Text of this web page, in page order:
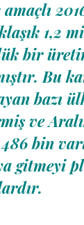
1,2
bir
Bu
bazı
ve
bin
gitmeyi